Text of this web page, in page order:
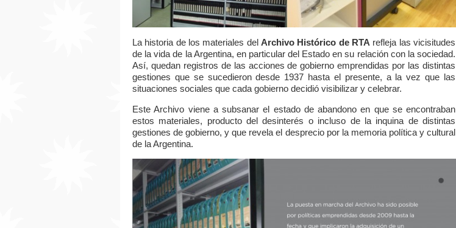
La historia de los materiales del Archivo Histórico de RTA refleja las vicisitudes
de la vida de la Argentina, en particular del Estado en su relación con la sociedad.
Así, quedan registros de las acciones de gobierno emprendidas por las distintas
gestiones que se sucedieron desde 1937 hasta el presente, a la vez que las
situaciones sociales que cada gobierno decidió visibilizar y celebrar.
Este Archivo viene a subsanar el estado de abandono en que se encontraban
estos materiales, producto del desinterés o incluso de la inquina de distintas
gestiones de gobierno, y que revela el desprecio por la memoria política y cultural
de la Argentina.